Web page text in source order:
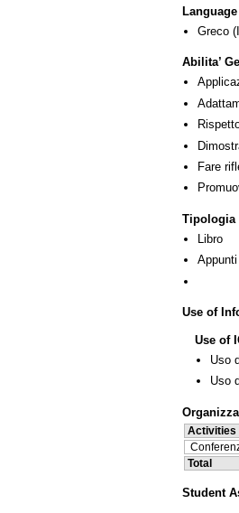
Greco
Abilita’
Fare
Tipologia
Libro
Appunti
Use of
Use of
Uso
Uso
Activities
Total
Student